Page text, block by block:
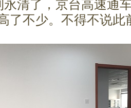
了，京台高速通车
了不少。不得不说